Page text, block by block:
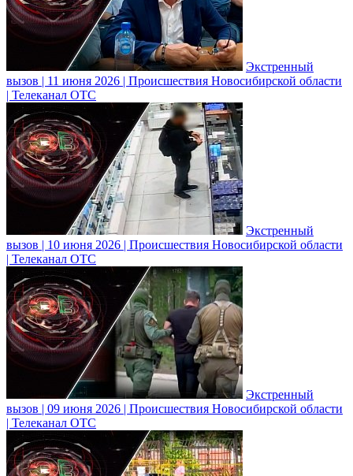
Экстренный
вызов | 11 июня 2026 | Происшествия Новосибирской области
| Телеканал ОТС
Экстренный
вызов | 10 июня 2026 | Происшествия Новосибирской области
| Телеканал ОТС
Экстренный
вызов | 09 июня 2026 | Происшествия Новосибирской области
| Телеканал ОТС